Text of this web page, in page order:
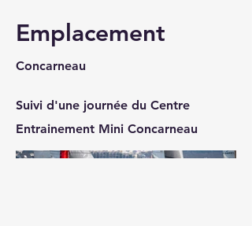
Emplacement
Concarneau
Suivi d'une journée du Centre
Entrainement Mini Concarneau